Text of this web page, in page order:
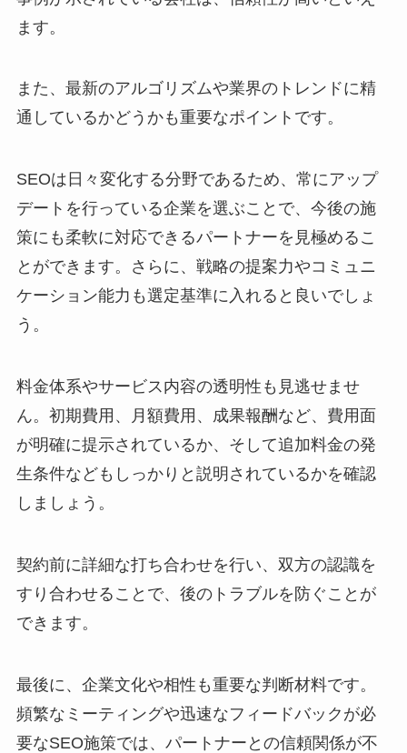
ます。
また、最新のアルゴリズムや業界のトレンドに精
通しているかどうかも重要なポイントです。
SEOは日々変化する分野であるため、常にアップ
デートを行っている企業を選ぶことで、今後の施
策にも柔軟に対応できるパートナーを見極めるこ
とができます。さらに、戦略の提案力やコミュニ
ケーション能力も選定基準に入れると良いでしょ
う。
料金体系やサービス内容の透明性も見逃せませ
ん。初期費用、月額費用、成果報酬など、費用面
が明確に提示されているか、そして追加料金の発
生条件などもしっかりと説明されているかを確認
しましょう。
契約前に詳細な打ち合わせを行い、双方の認識を
すり合わせることで、後のトラブルを防ぐことが
できます。
最後に、企業文化や相性も重要な判断材料です。
頻繁なミーティングや迅速なフィードバックが必
要なSEO施策では、パートナーとの信頼関係が不